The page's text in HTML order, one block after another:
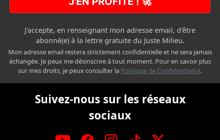
J'accepte, en renseignant mon adresse email, d'être
abonné(e) à la lettre gratuite du Juste Milieu.
Mon adresse email restera strictement confidentielle et ne sera jamais
échangée. Je peux me désinscrire à tout moment. Pour en savoir plus
sur mes droits, je peux consulter la Politique de Confidentialité.
Suivez-nous sur les réseaux
sociaux